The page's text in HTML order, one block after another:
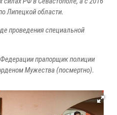
Липецкой области.
проведения специальной
прапорщик полиции
Мужества (посмертно).